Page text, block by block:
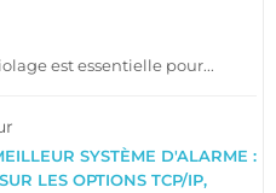
est essentielle pour...
SYSTÈME D'ALARME :
LES OPTIONS TCP/IP,